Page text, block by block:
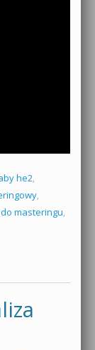
he2,
,
masteringu,